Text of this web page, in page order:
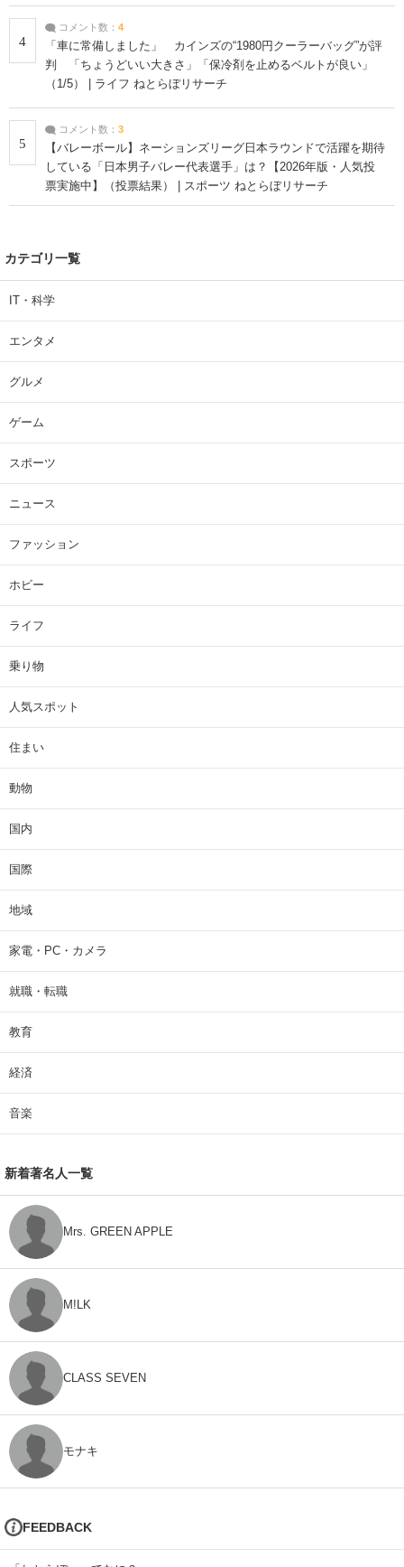
4
コメント数： 4
「車に常備しました」 カインズの“1980円クーラーバッグ”が評
判 「ちょうどいい大きさ」「保冷剤を止めるベルトが良い」
（1/5） | ライフ ねとらぼリサーチ
5
コメント数： 3
【バレーボール】ネーションズリーグ日本ラウンドで活躍を期待
している「日本男子バレー代表選手」は？【2026年版・人気投
票実施中】（投票結果） | スポーツ ねとらぼリサーチ
カテゴリ一覧
IT・科学
エンタメ
グルメ
ゲーム
スポーツ
ニュース
ファッション
ホビー
ライフ
乗り物
人気スポット
住まい
動物
国内
国際
地域
家電・PC・カメラ
就職・転職
教育
経済
音楽
新着著名人一覧
Mrs. GREEN APPLE
M!LK
CLASS SEVEN
モナキ
FEEDBACK